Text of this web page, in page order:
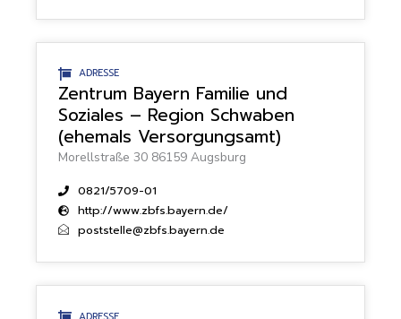
ADRESSE
Zentrum Bayern Familie und
Soziales – Region Schwaben
(ehemals Versorgungsamt)
Morellstraße 30 86159 Augsburg
0821/5709-01
http://www.zbfs.bayern.de/
poststelle@zbfs.bayern.de